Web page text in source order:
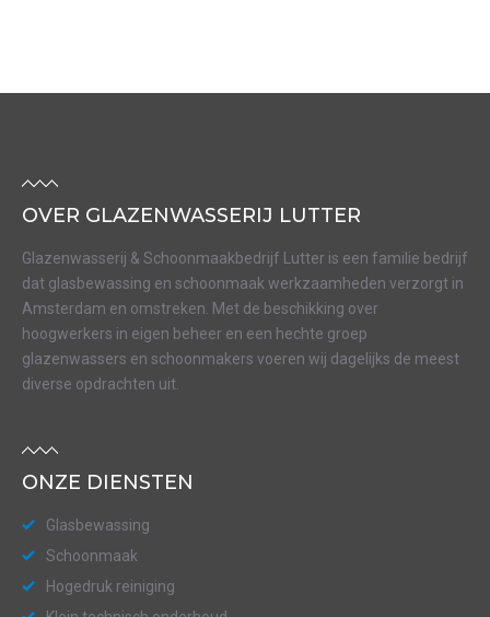
OVER GLAZENWASSERIJ LUTTER
Glazenwasserij & Schoonmaakbedrijf Lutter is een familie bedrijf
dat glasbewassing en schoonmaak werkzaamheden verzorgt in
Amsterdam en omstreken. Met de beschikking over
hoogwerkers in eigen beheer en een hechte groep
glazenwassers en schoonmakers voeren wij dagelijks de meest
diverse opdrachten uit.
ONZE DIENSTEN
Glasbewassing
Schoonmaak
Hogedruk reiniging